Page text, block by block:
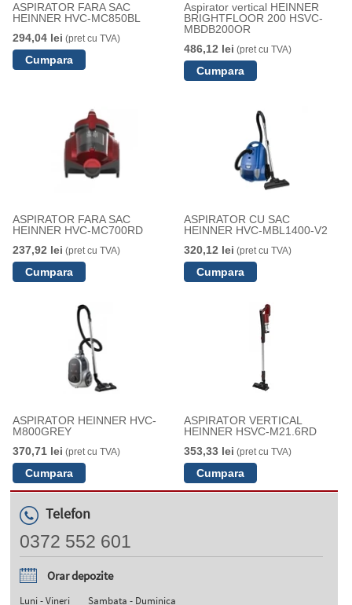
ASPIRATOR FARA SAC
HEINNER HVC-MC850BL
294,04 lei (pret cu TVA)
Aspirator vertical HEINNER
BRIGHTFLOOR 200 HSVC-
MBDB200OR
486,12 lei (pret cu TVA)
ASPIRATOR FARA SAC
HEINNER HVC-MC700RD
237,92 lei (pret cu TVA)
ASPIRATOR CU SAC
HEINNER HVC-MBL1400-V2
320,12 lei (pret cu TVA)
ASPIRATOR HEINNER HVC-
M800GREY
370,71 lei (pret cu TVA)
ASPIRATOR VERTICAL
HEINNER HSVC-M21.6RD
353,33 lei (pret cu TVA)
Telefon
0372 552 601
Orar depozite
Luni - Vineri Sambata - Duminica